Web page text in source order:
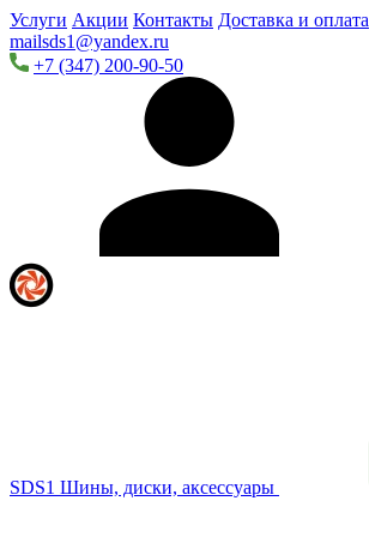
Услуги Акции Контакты Доставка и оплата
mailsds1@yandex.ru
+7 (347) 200-90-50
SDS1 Шины, диски, аксессуары